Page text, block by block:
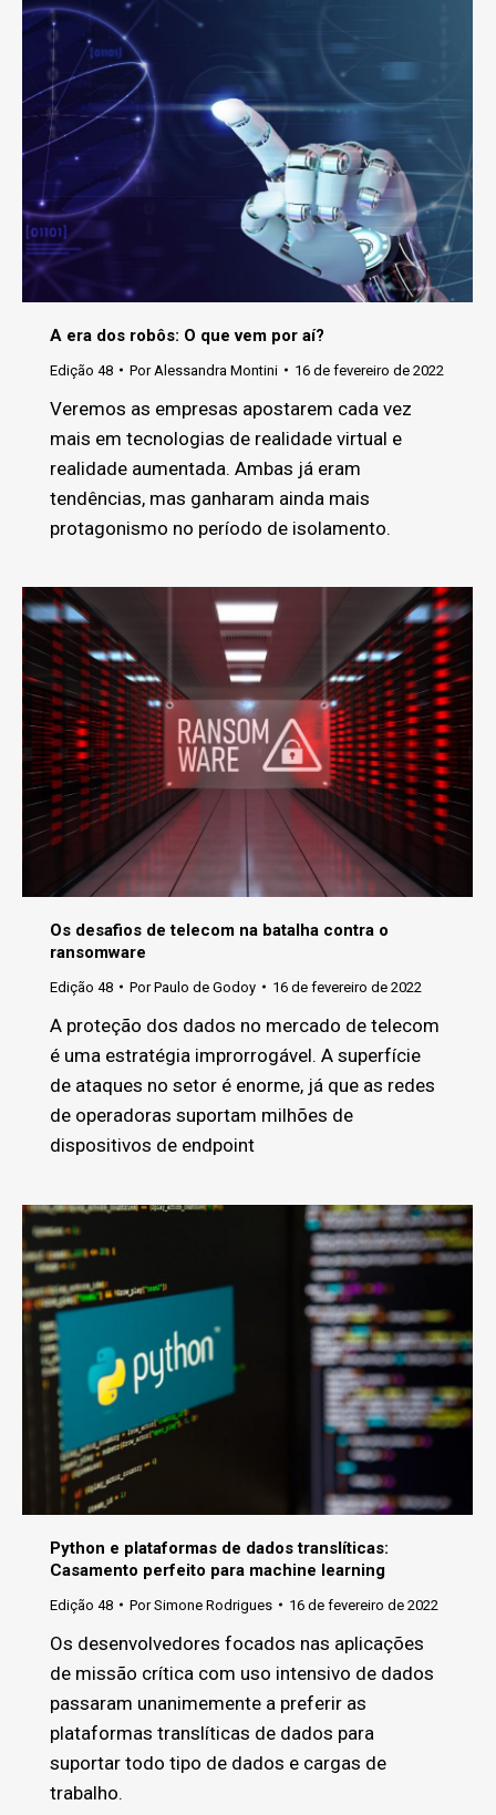
A era dos robôs: O que vem por aí?
Edição 48 Por Alessandra Montini 16 de fevereiro de 2022
Veremos as empresas apostarem cada vez
mais em tecnologias de realidade virtual e
realidade aumentada. Ambas já eram
tendências, mas ganharam ainda mais
protagonismo no período de isolamento.
Os desafios de telecom na batalha contra o
ransomware
Edição 48 PorPaulo de Godoy 16 de fevereiro de 2022
A proteção dos dados no mercado de telecom
é uma estratégia improrrogável. A superfície
de ataques no setor é enorme, já que as redes
de operadoras suportam milhões de
dispositivos de endpoint
Python e plataformas de dados translíticas:
Casamento perfeito para machine learning
Edição 48 PorSimone Rodrigues 16 de fevereiro de 2022
Os desenvolvedores focados nas aplicações
de missão crítica com uso intensivo de dados
passaram unanimemente a preferir as
plataformas translíticas de dados para
suportar todo tipo de dados e cargas de
trabalho.